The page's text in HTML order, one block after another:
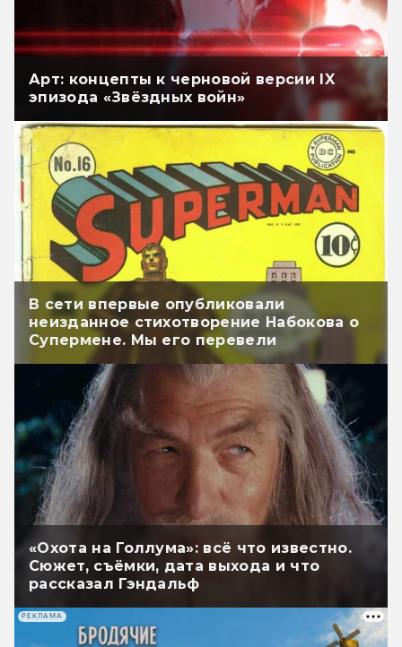
Арт: концепты к черновой версии IX
эпизода «Звёздных войн»
В сети впервые опубликовали
неизданное стихотворение Набокова о
Супермене. Мы его перевели
«Охота на Голлума»: всё что известно.
Сюжет, съёмки, дата выхода и что
рассказал Гэндальф
РЕКЛАМА